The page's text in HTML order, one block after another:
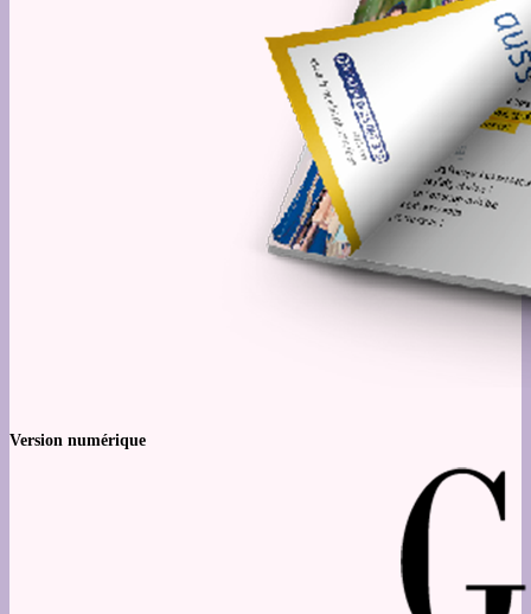
Version numérique